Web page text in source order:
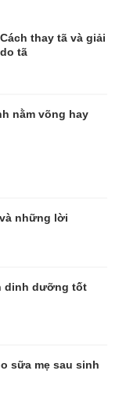
thay tã và giải
tã
nằm võng hay
những lời
dinh dưỡng tốt
sữa mẹ sau sinh